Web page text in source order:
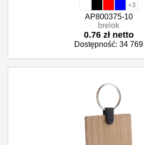
+3
AP800375-10
brelok
0.76 zł netto
Dostępność: 34 769